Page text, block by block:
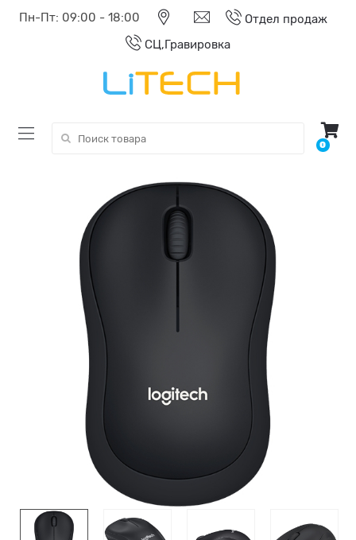
Пн-Пт: 09:00 - 18:00
Отдел продаж
СЦ,Гравировка
Поиск:
0